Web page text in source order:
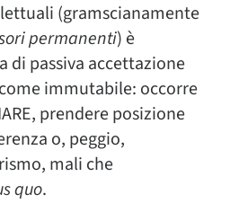
(gramscianamente
permanenti) è
di passiva accettazione
immutabile: occorre
prendere posizione
o, peggio,
mali che
quo.